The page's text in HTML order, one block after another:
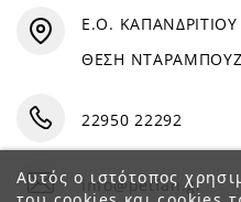
Αυτός ο ιστότοπος
Ε.Ο.
ΘΕΣΗ
22950 22292
info@petfan.gr